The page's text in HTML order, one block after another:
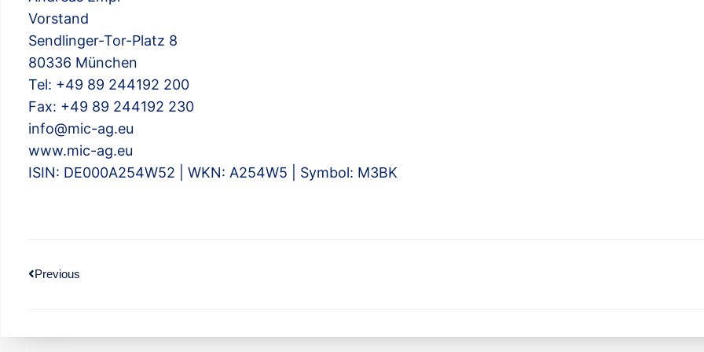
Vorstand
Sendlinger-Tor-Platz 8
80336 München
Tel: +49 89 244192 200
Fax: +49 89 244192 230
info@mic-ag.eu
www.mic-ag.eu
ISIN: DE000A254W52 | WKN: A254W5 | Symbol: M3BK
Previous